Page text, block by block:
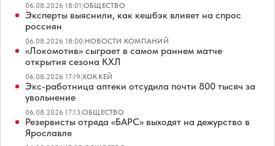
06.08.2026 18:01|ОБЩЕСТВО
Эксперты выяснили, как кешбэк влияет на спрос
россиян
06.08.2026 18:00|НОВОСТИ КОМПАНИЙ
«Локомотив» сыграет в самом раннем матче
открытия сезона КХЛ
06.08.2026 17:19|ХОККЕЙ
Экс-работница аптеки отсудила почти 800 тысяч за
увольнение
06.08.2026 17:13|ОБЩЕСТВО
Резервисты отряда «БАРС» выходят на дежурство в
Ярославле